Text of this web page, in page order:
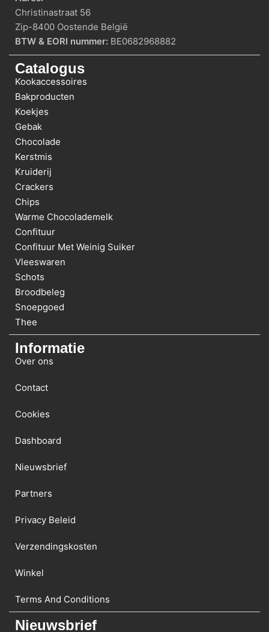
Christinastraat 56
Zip-8400 Oostende België
BTW & EORI nummer: BE0682968882
Catalogus
Kookaccessoires
Bakproducten
Koekjes
Gebak
Chocolade
Kerstmis
Kruiderij
Crackers
Chips
Warme Chocolademelk
Confituur
Confituur Met Weinig Suiker
Vleeswaren
Schots
Broodbeleg
Snoepgoed
Thee
Informatie
Over ons
Contact
Cookies
Dashboard
Nieuwsbrief
Partners
Privacy Beleid
Verzendingskosten
Winkel
Terms And Conditions
Nieuwsbrief